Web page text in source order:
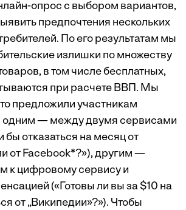
опрос с выбором вариантов,
предпочтения нескольких
По его результатам мы
излишки по множеству
в том числе бесплатных,
при расчете ВВП. Мы
предложили участникам
одним — между двумя сервисами
отказаться на месяц от
от Facebook*?»), другим —
к цифровому сервису и
(«Готовы ли вы за $10 на
от „Википедии»?»). Чтобы